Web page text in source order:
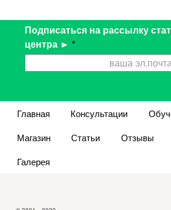
Подписаться на рассылку
центра ► *
Главная Консультации
Магазин
Статьи Отзывы
Галерея